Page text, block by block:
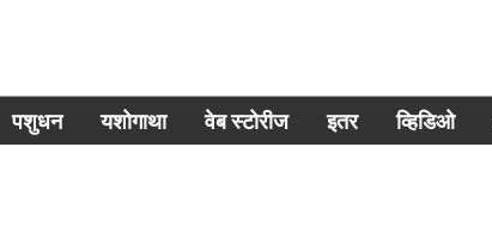
पशुधन यशोगाथा वेब स्टोरीज इतर व्हिडिओ